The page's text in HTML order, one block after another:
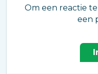
Om een reactie
een